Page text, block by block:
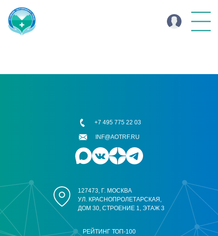
РЕЙТИНГ ТОП-100
127473, Г. МОСКВА
УЛ. КРАСНОПРОЛЕТАРСКАЯ,
ДОМ 30, СТРОЕНИЕ 1, ЭТАЖ 3
+7 495 775 22 03
INF@AOTRF.RU